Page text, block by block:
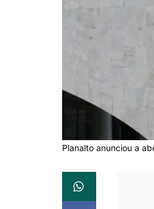
Planalto anunciou a